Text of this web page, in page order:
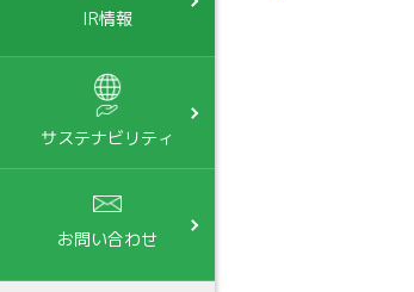
IR情報
サステナビリティ
お問い合わせ